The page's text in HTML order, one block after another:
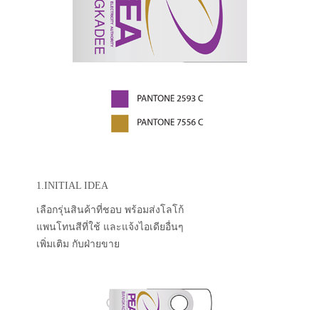
1.INITIAL IDEA
เลือกรุ่นสินค้าที่ชอบ พร้อมส่งโลโก้
แพนโทนสีที่ใช้ และแจ้งไอเดียอื่นๆ
เพิ่มเติม กับฝ่ายขาย